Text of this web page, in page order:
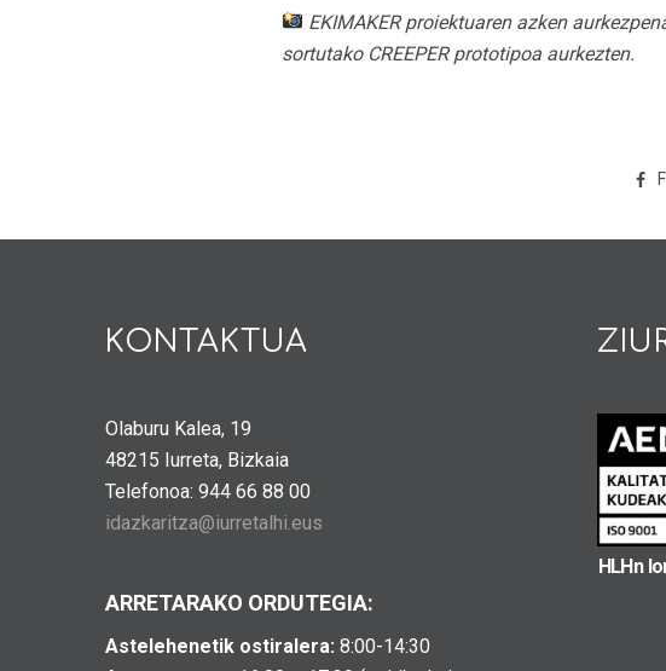
EKIMAKER proiektuaren azken
sortutako CREEPER prototipoa aurkezten.
KONTAKTUA
Olaburu Kalea, 19
48215 Iurreta, Bizkaia
Telefonoa: 944 66 88 00
idazkaritza@iurretalhi.eus
ARRETARAKO ORDUTEGIA:
Astelehenetik ostiralera: 8:00-14:30
HLHn